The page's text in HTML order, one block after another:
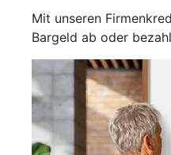
Mit unseren
Bargeld ab oder